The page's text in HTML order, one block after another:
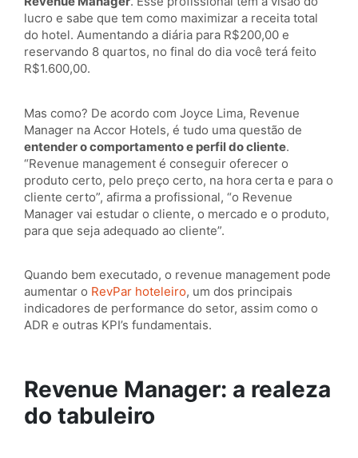
lucro e sabe que tem como maximizar a receita total
do hotel. Aumentando a diária para R$200,00 e
reservando 8 quartos, no final do dia você terá feito
R$1.600,00.
Mas como? De acordo com Joyce Lima, Revenue
Manager na Accor Hotels, é tudo uma questão de
entender o comportamento e perfil do cliente.
“Revenue management é conseguir oferecer o
produto certo, pelo preço certo, na hora certa e para o
cliente certo”, afirma a profissional, “o Revenue
Manager vai estudar o cliente, o mercado e o produto,
para que seja adequado ao cliente”.
Quando bem executado, o revenue management pode
aumentar o RevPar hoteleiro, um dos principais
indicadores de performance do setor, assim como o
ADR e outras KPI’s fundamentais.
Revenue Manager: a realeza
do tabuleiro